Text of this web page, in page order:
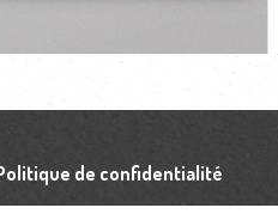
de confidentialité